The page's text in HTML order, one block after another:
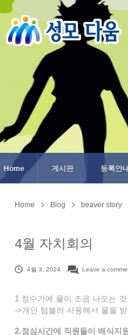
Home 게시판 등록안내
Home Blog beaver story
4월 자치회의
4월 3, 2024 Leave a
1.정수기에 물이 조금 나오는
->개인 텀블러 사용해서 물을
2.점심시간에 직원들이 배식지